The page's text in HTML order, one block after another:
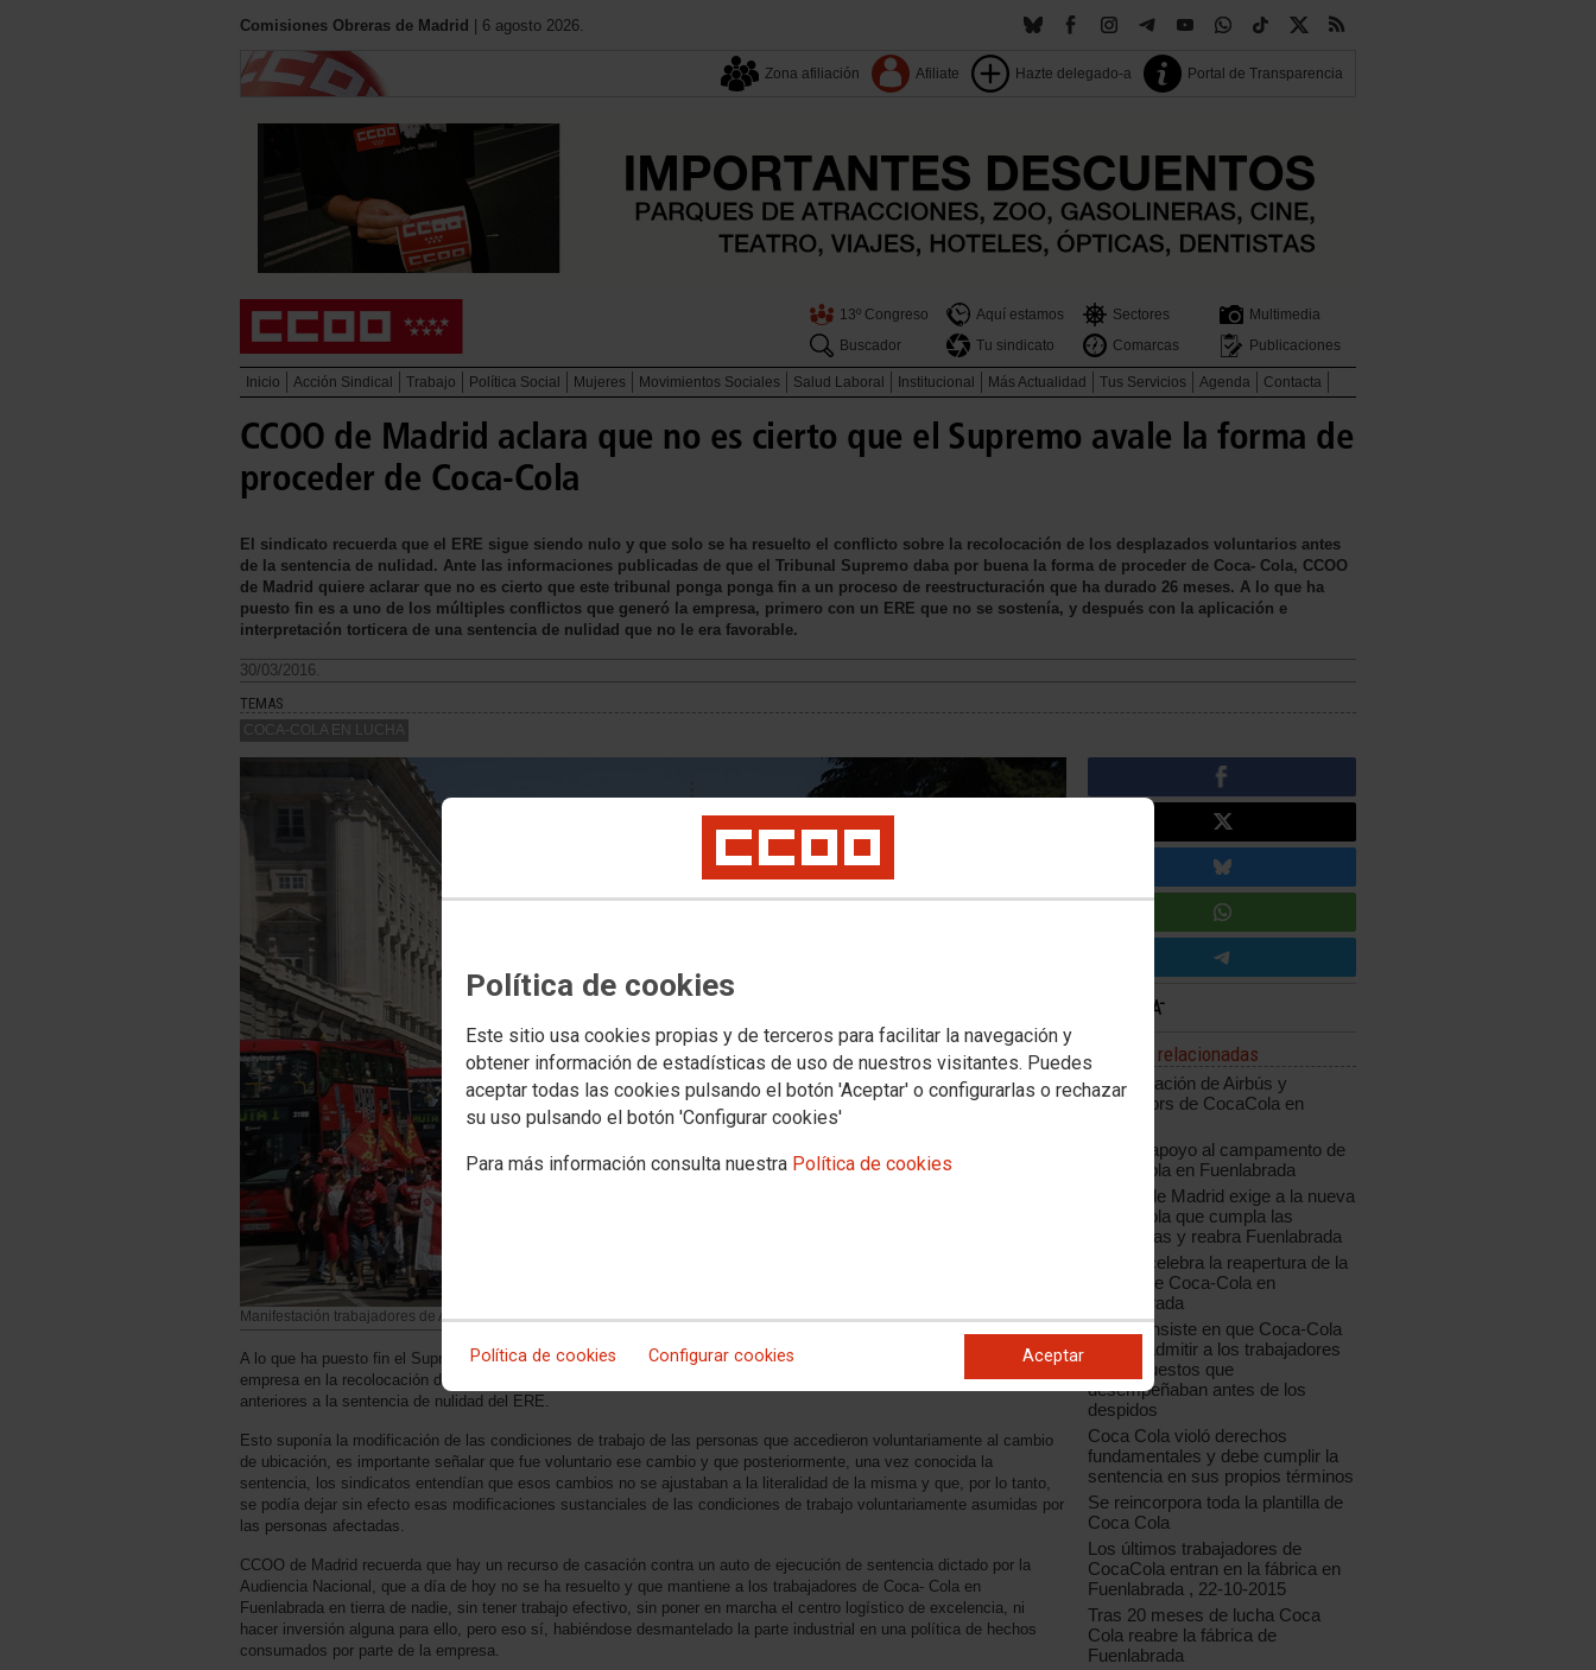
Política de cookies
Este sitio usa cookies propias y de terceros para facilitar la navegación y
obtener información de estadísticas de uso de nuestros visitantes. Puedes
aceptar todas las cookies pulsando el botón 'Aceptar' o configurarlas o rechazar
su uso pulsando el botón 'Configurar cookies'
Para más información consulta nuestra Política de cookies
Política de cookies Configurar cookies Aceptar
Comisiones Obreras de Madrid | 6 agosto 2026.
Zona afiliación Afiliate Hazte delegado-a Portal de Transparencia
13º Congreso Aquí estamos Sectores
Multimedia
Buscador
Tu sindicato Comarcas Publicaciones
Inicio Acción Sindical Trabajo Política Social Mujeres Movimientos Sociales Salud Laboral Institucional Más Actualidad Tus Servicios Agenda Contacta
CCOO de Madrid aclara que no es cierto que el Supremo avale la forma de
proceder de Coca-Cola
El sindicato recuerda que el ERE sigue siendo nulo y que solo se ha resuelto el conflicto sobre la recolocación de los desplazados voluntarios antes
de la sentencia de nulidad. Ante las informaciones publicadas de que el Tribunal Supremo daba por buena la forma de proceder de Coca- Cola, CCOO
de Madrid quiere aclarar que no es cierto que este tribunal ponga ponga fin a un proceso de reestructuración que ha durado 26 meses. A lo que ha
puesto fin es a uno de los múltiples conflictos que generó la empresa, primero con un ERE que no se sostenía, y después con la aplicación e
interpretación torticera de una sentencia de nulidad que no le era favorable.
30/03/2016.
TEMAS
COCA-COLA EN LUCHA
Manifestación trabajadores de Airbús y Coca Cola
A lo que ha puesto fin el Supremo es a uno del los conflictos interpuestos, en concreto a la forma de proceder de la
empresa en la recolocación de los desplazados voluntarios que se acogieron a las medidas propuestas por la empresa
anteriores a la sentencia de nulidad del ERE.
Esto suponía la modificación de las condiciones de trabajo de las personas que accedieron voluntariamente al cambio
de ubicación, es importante señalar que fue voluntario ese cambio y que posteriormente, una vez conocida la
sentencia, los sindicatos entendían que esos cambios no se ajustaban a la literalidad de la misma y que, por lo tanto,
se podía dejar sin efecto esas modificaciones sustanciales de las condiciones de trabajo voluntariamente asumidas por
las personas afectadas.
CCOO de Madrid recuerda que hay un recurso de casación contra un auto de ejecución de sentencia dictado por la
Audiencia Nacional, que a día de hoy no se ha resuelto y que mantiene a los trabajadores de Coca- Cola en
Fuenlabrada en tierra de nadie, sin tener trabajo efectivo, sin poner en marcha el centro logístico de excelencia, ni
hacer inversión alguna para ello, pero eso sí, habiéndose desmantelado la parte industrial en una política de hechos
consumados por parte de la empresa.
Noticias relacionadas
Manifestación de Airbús y
trabajadors de CocaCola en
Masivo apoyo al campamento de
Coca-Cola en Fuenlabrada
CCOO de Madrid exige a la nueva
Coca-Cola que cumpla las
sentencias y reabra Fuenlabrada
CCOO celebra la reapertura de la
fábrica de Coca-Cola en
Fuenlabrada
CCOO insiste en que Coca-Cola
debe readmitir a los trabajadores
en los puestos que
desempeñaban antes de los
despidos
Coca Cola violó derechos
fundamentales y debe cumplir la
sentencia en sus propios términos
Se reincorpora toda la plantilla de
Coca Cola
Los últimos trabajadores de
CocaCola entran en la fábrica en
Fuenlabrada , 22-10-2015
Tras 20 meses de lucha Coca
Cola reabre la fábrica de
Fuenlabrada